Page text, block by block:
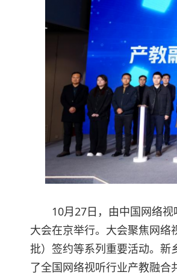
10月27日，由中国网络
大会在京举行。大会聚焦网
批）签约等系列重要活动。新
了全国网络视听行业产教融合